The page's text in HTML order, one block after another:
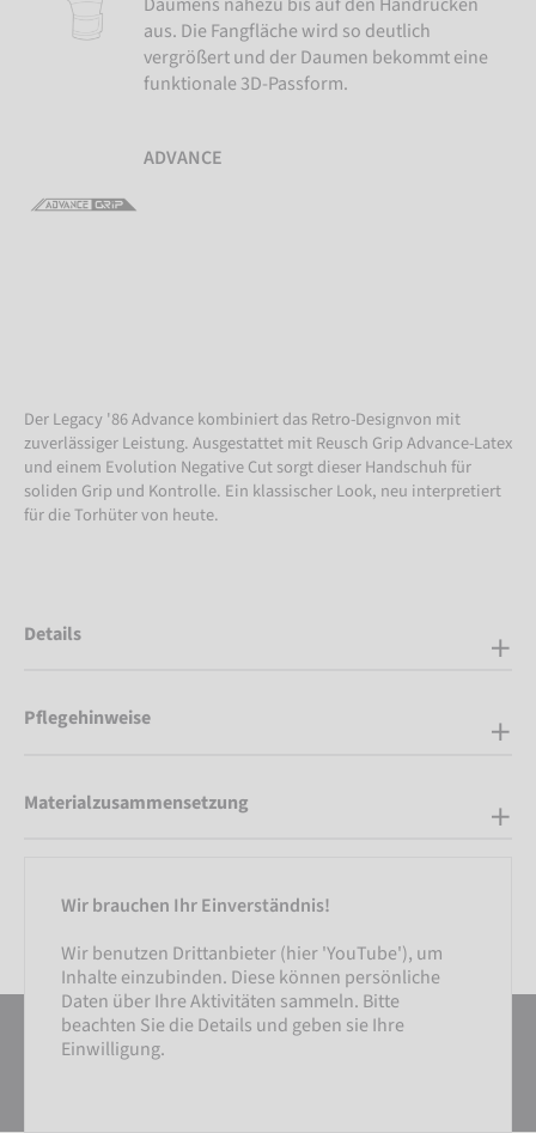
aus. Die Fangfläche wird so deutlich
vergrößert und der Daumen bekommt eine
funktionale 3D-Passform.
ADVANCE
Der Legacy '86 Advance kombiniert das Retro-Designvon mit
zuverlässiger Leistung. Ausgestattet mit Reusch Grip Advance-Latex
und einem Evolution Negative Cut sorgt dieser Handschuh für
soliden Grip und Kontrolle. Ein klassischer Look, neu interpretiert
für die Torhüter von heute.
Details
Pflegehinweise
Materialzusammensetzung
Wir brauchen Ihr Einverständnis!
Wir benutzen Drittanbieter (hier 'YouTube'), um
Inhalte einzubinden. Diese können persönliche
Daten über Ihre Aktivitäten sammeln. Bitte
beachten Sie die Details und geben sie Ihre
Einwilligung.